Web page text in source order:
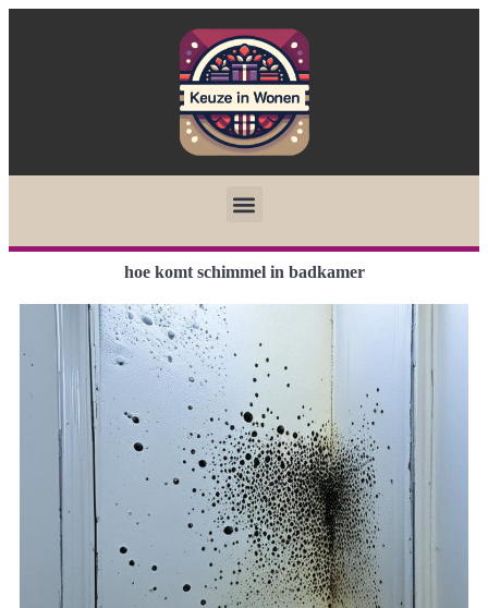
hoe komt schimmel in badkamer